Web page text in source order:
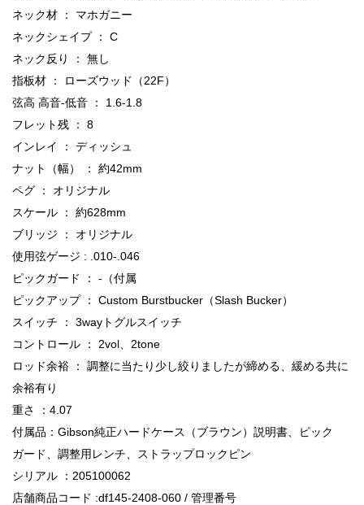
ネック材 ： マホガニー
ネックシェイプ ： C
ネック反り ： 無し
指板材 ： ローズウッド（22F）
弦高 高音-低音 ： 1.6-1.8
フレット残 ： 8
インレイ ： ディッシュ
ナット（幅） ： 約42mm
ペグ ： オリジナル
スケール ： 約628mm
ブリッジ ： オリジナル
使用弦ゲージ : .010-.046
ピックガード ： -（付属
ピックアップ ： Custom Burstbucker（Slash Bucker）
スイッチ ： 3wayトグルスイッチ
コントロール ： 2vol、2tone
ロッド余裕 ： 調整に当たり少し絞りましたが締める、緩める共に
余裕有り
重さ ：4.07
付属品：Gibson純正ハードケース（ブラウン）説明書、ピック
ガード、調整用レンチ、ストラップロックピン
シリアル ：205100062
店舗商品コード :df145-2408-060 / 管理番号